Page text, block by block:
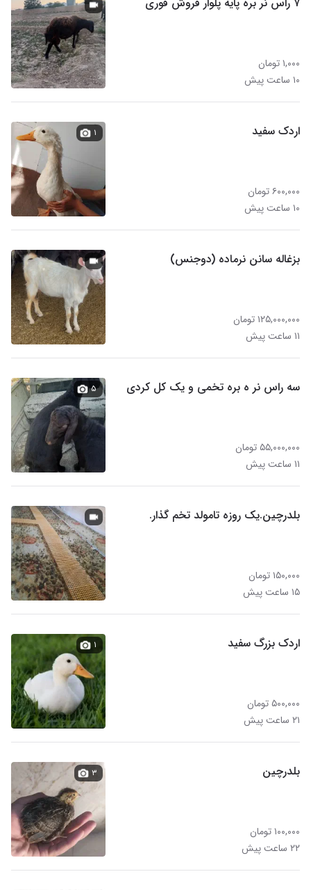
۱,۰۰۰ تومان
۱۰ ساعت پیش
اردک سفید
۶۰۰,۰۰۰ تومان
۱۰ ساعت پیش
۱
بزغاله سانن نرماده (دوجنس)
۱۲۵,۰۰۰,۰۰۰ تومان
۱۱ ساعت پیش
سه راس نر ه بره تخمی و یک کل کردی
۵۵,۰۰۰,۰۰۰ تومان
۱۱ ساعت پیش
۵
بلدرچین.یک روزه تامولد تخم گذار.
۱۵۰,۰۰۰ تومان
۱۵ ساعت پیش
اردک بزرگ سفید
۵۰۰,۰۰۰ تومان
۲۱ ساعت پیش
۱
بلدرچین
۱۰۰,۰۰۰ تومان
۲۲ ساعت پیش
۳